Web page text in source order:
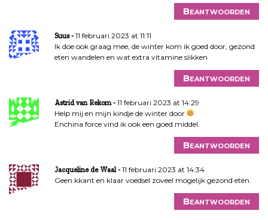
Beantwoorden
Suus
11 februari 2023 at 11:11
Ik doe ook graag mee, de winter kom ik goed door, gezond
eten wandelen en wat extra vitamine slikken
Beantwoorden
Astrid van Rekom
11 februari 2023 at 14:29
Help mij en mijn kindje de winter door
Enchina force vind ik ook een goed middel.
Beantwoorden
Jacqueline de Waal
11 februari 2023 at 14:34
Geen kkant en klaar voedsel zoveel mogelijk gezond eten.
Beantwoorden